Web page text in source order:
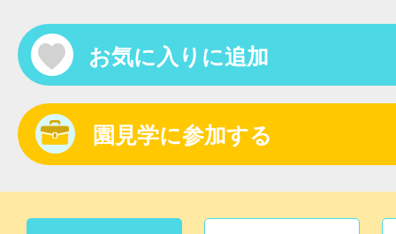
お気に入りに追加
園見学に参加する